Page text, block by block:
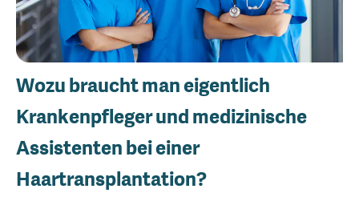
Wozu braucht man eigentlich
Krankenpfleger und medizinische
Assistenten bei einer
Haartransplantation?